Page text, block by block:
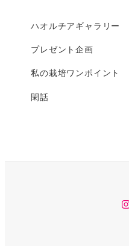
ハオルチアギャラリー
プレゼント企画
私の栽培ワンポイント
閑話